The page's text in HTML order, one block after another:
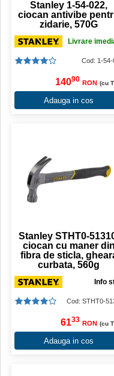
Stanley 1-54-022,
ciocan antivibe
zidarie, 570G
Livrare
Cod: 1-54-
14090 RON (cu
Adauga in cos
Stanley STHT0-
ciocan cu maner din
fibra de sticla,
curbata, 560g
Info
Cod: STHT0-
6133 RON (cu
Adauga in cos